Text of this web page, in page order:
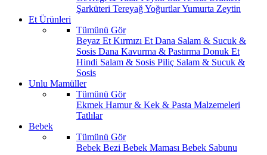
Şarküteri TereyağYoğurtlarYumurta Zeytin
Et Ürünleri
Tümünü Gör
Beyaz Et Kırmızı Et Dana Salam & Sucuk &
Sosis Dana Kavurma & Pastırma Donuk Et
Hindi Salam & Sosis Piliç Salam & Sucuk &
Sosis
Unlu Mamüller
Tümünü Gör
Ekmek Hamur & Kek & Pasta Malzemeleri
Tatlılar
Bebek
Tümünü Gör
Bebek Bezi Bebek Maması Bebek Sabunu